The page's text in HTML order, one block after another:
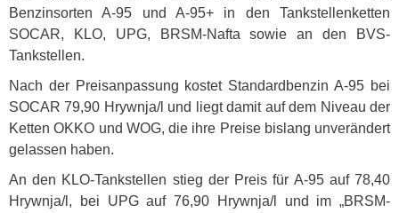
Benzinsorten A-95 und A-95+ in den Tankstellenketten
SOCAR, KLO, UPG, BRSM-Nafta sowie an den BVS-
Tankstellen.
Nach der Preisanpassung kostet Standardbenzin A-95 bei
SOCAR 79,90 Hrywnja/l und liegt damit auf dem Niveau der
KettenOKKO und WOG, die ihre Preise bislang unverändert
gelassen haben.
An den KLO-Tankstellen stieg der Preis für A-95 auf 78,40
Hrywnja/l, bei UPGauf 76,90 Hrywnja/l und im „BRSM-